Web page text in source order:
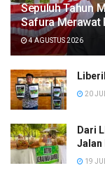
Sepuluh Tahun
Safura Merawat
4 AGUSTUS 2026
20
Dari
Jalan
19